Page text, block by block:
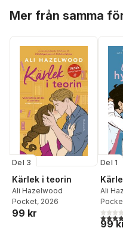
Mer från samma
Del 3
Kärlek i teorin
Ali Hazelwood
Pocket, 2026
99 kr
Del 1
Ali
3,8
99